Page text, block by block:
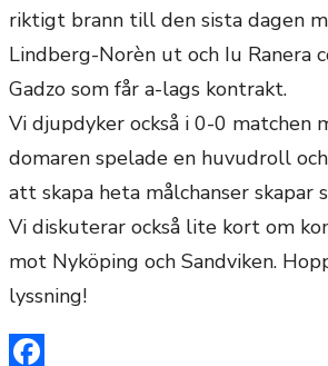
riktigt brann till den sista dagen
Lindberg-Norèn ut och Iu Ranera
Gadzo som får a-lags kontrakt.
Vi djupdyker också i 0-0 matchen
domaren spelade en huvudroll
att skapa heta målchanser skapar
Vi diskuterar också lite kort om
mot Nyköping och Sandviken.
lyssning!